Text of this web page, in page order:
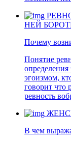
НЕЙ
Почему
Понятие
определения
эгоизмом,
говорит что
ревность
В чем